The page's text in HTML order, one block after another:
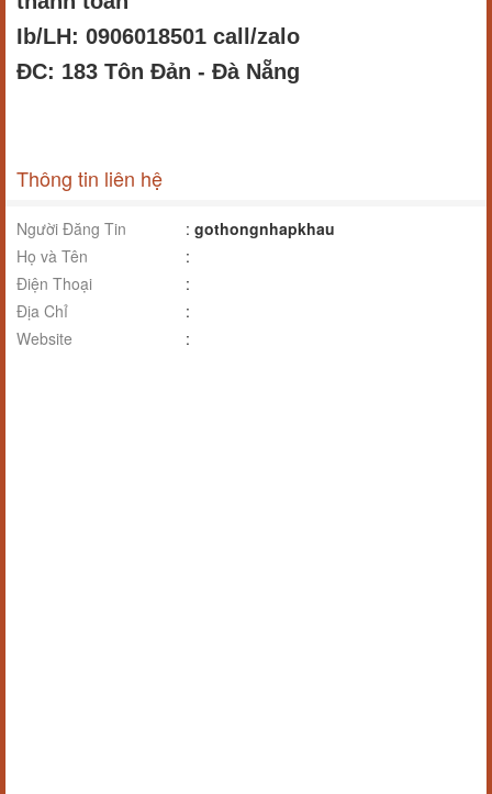
Ib/LH: 0906018501 call/zalo
ĐC: 183 Tôn Đản - Đà Nẵng
Thông tin liên hệ
Người Đăng Tin : gothongnhapkhau
Họ và Tên
:
Điện Thoại
:
Địa Chỉ
:
Website
: